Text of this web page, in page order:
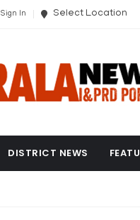
Sign In Select Location
DISTRICT NEWS